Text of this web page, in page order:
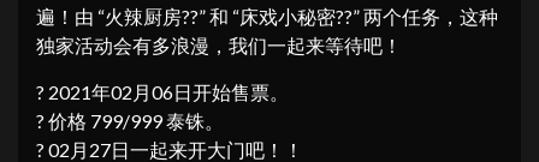
遍！由 “火辣厨房??” 和 “床戏小秘密??” 两个任务，这种
独家活动会有多浪漫，我们一起来等待吧！
? 2021年02月06日开始售票。
? 价格 799/999 泰铢。
? 02月27日一起来开大门吧！！